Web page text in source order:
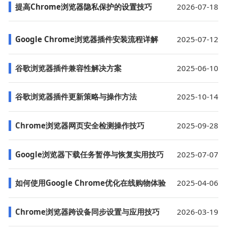
提高Chrome浏览器隐私保护的设置技巧 2026-07-18
Google Chrome浏览器插件安装流程详解 2025-07-12
谷歌浏览器插件兼容性解决方案 2025-06-10
谷歌浏览器插件更新策略与操作方法 2025-10-14
Chrome浏览器网页安全检测操作技巧 2025-09-28
Google浏览器下载任务暂停与恢复实用技巧 2025-07-07
如何使用Google Chrome优化在线购物体验 2025-04-06
Chrome浏览器跨设备同步设置与应用技巧 2026-03-19